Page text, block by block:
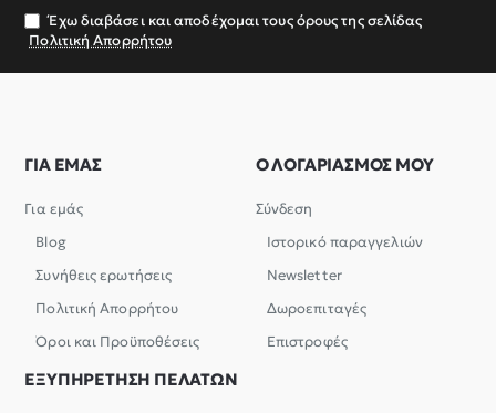
σας
Έχω διαβάσει και αποδέχομαι τους όρους της σελίδας
Πολιτική Απορρήτου
ΓΙΑ ΕΜΑΣ
Για εμάς
Blog
Συνήθεις ερωτήσεις
Πολιτική Απορρήτου
Όροι και Προϋποθέσεις
Ο ΛΟΓΑΡΙΑΣΜΟΣ ΜΟΥ
Σύνδεση
Ιστορικό παραγγελιών
Newsletter
Δωροεπιταγές
Επιστροφές
ΕΞΥΠΗΡΕΤΗΣΗ ΠΕΛΑΤΩΝ